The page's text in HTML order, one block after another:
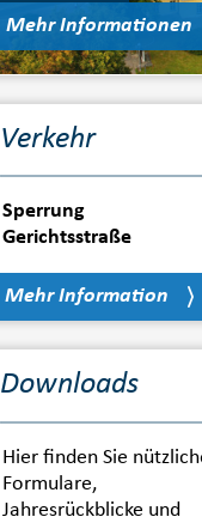
Mehr Informationen
Verkehr
Sperrung
Gerichtsstraße
Mehr Information
Downloads
Hier finden Sie
Formulare,
Jahresrückblicke und